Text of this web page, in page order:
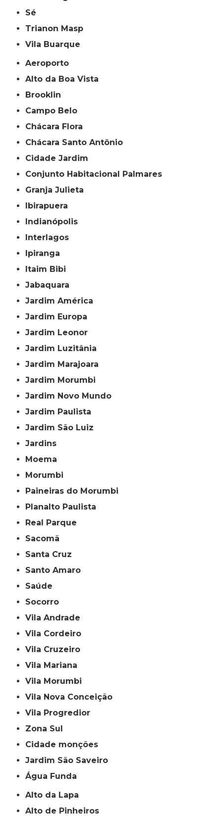
Sé
Trianon Masp
Vila Buarque
Aeroporto
Alto da Boa Vista
Brooklin
Campo Belo
Chácara Flora
Chácara Santo Antônio
Cidade Jardim
Conjunto Habitacional Palmares
Granja Julieta
Ibirapuera
Indianópolis
Interlagos
Ipiranga
Itaim Bibi
Jabaquara
Jardim América
Jardim Europa
Jardim Leonor
Jardim Luzitânia
Jardim Marajoara
Jardim Morumbi
Jardim Novo Mundo
Jardim Paulista
Jardim São Luiz
Jardins
Moema
Morumbi
Paineiras do Morumbi
Planalto Paulista
Real Parque
Sacomã
Santa Cruz
Santo Amaro
Saúde
Socorro
Vila Andrade
Vila Cordeiro
Vila Cruzeiro
Vila Mariana
Vila Morumbi
Vila Nova Conceição
Vila Progredior
Zona Sul
cidade monções
jardim São Saveiro
Água Funda
Alto da Lapa
Alto de Pinheiros